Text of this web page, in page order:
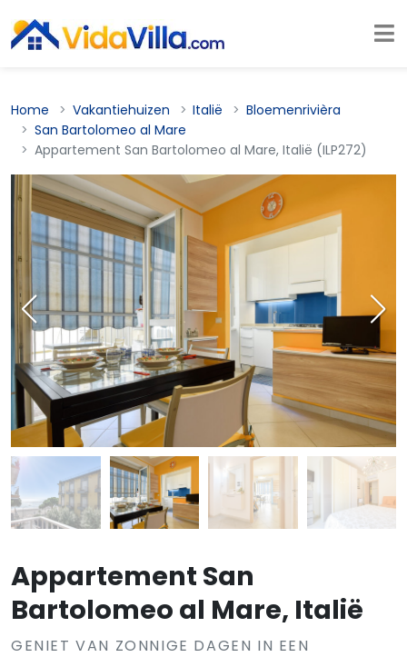
Home Vakantiehuizen Italië
Bloemenrivièra
San Bartolomeo al Mare
Appartement San Bartolomeo al Mare, Italië (ILP272)
Appartement San
Bartolomeo al Mare, Italië
GENIET VAN ZONNIGE DAGEN IN EEN